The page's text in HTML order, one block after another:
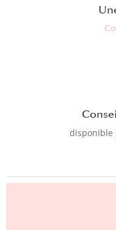
disponible